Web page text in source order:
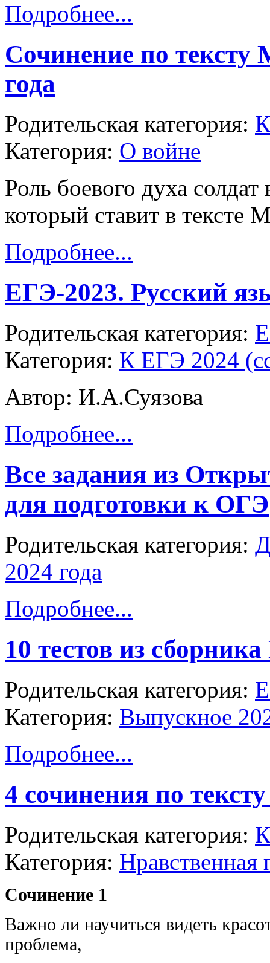
Подробнее...
Сочинение по
года
Родительская категория:
Категория: О войне
Роль боевого духа
который ставит в
Подробнее...
ЕГЭ-2023. Русский
Родительская категория:
Категория: К ЕГЭ 2024
Автор: И.А.Суязова
Подробнее...
Все задания из
для подготовки к ОГЭ
Родительская категория:
2024 года
Подробнее...
10 тестов из
Родительская категория:
Категория: Выпускное
Подробнее...
4 сочинения по
Родительская категория:
Категория: Нравственная
Сочинение 1
Важно ли научиться видеть
проблема,